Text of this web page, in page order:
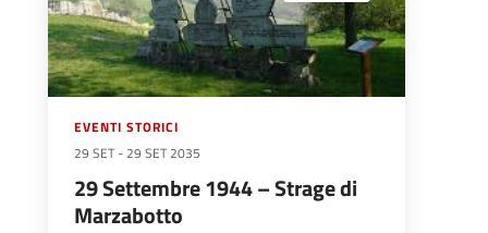
EVENTI STORICI
29 SET -29 SET 2035
29 Settembre 1944 – Strage di
Marzabotto